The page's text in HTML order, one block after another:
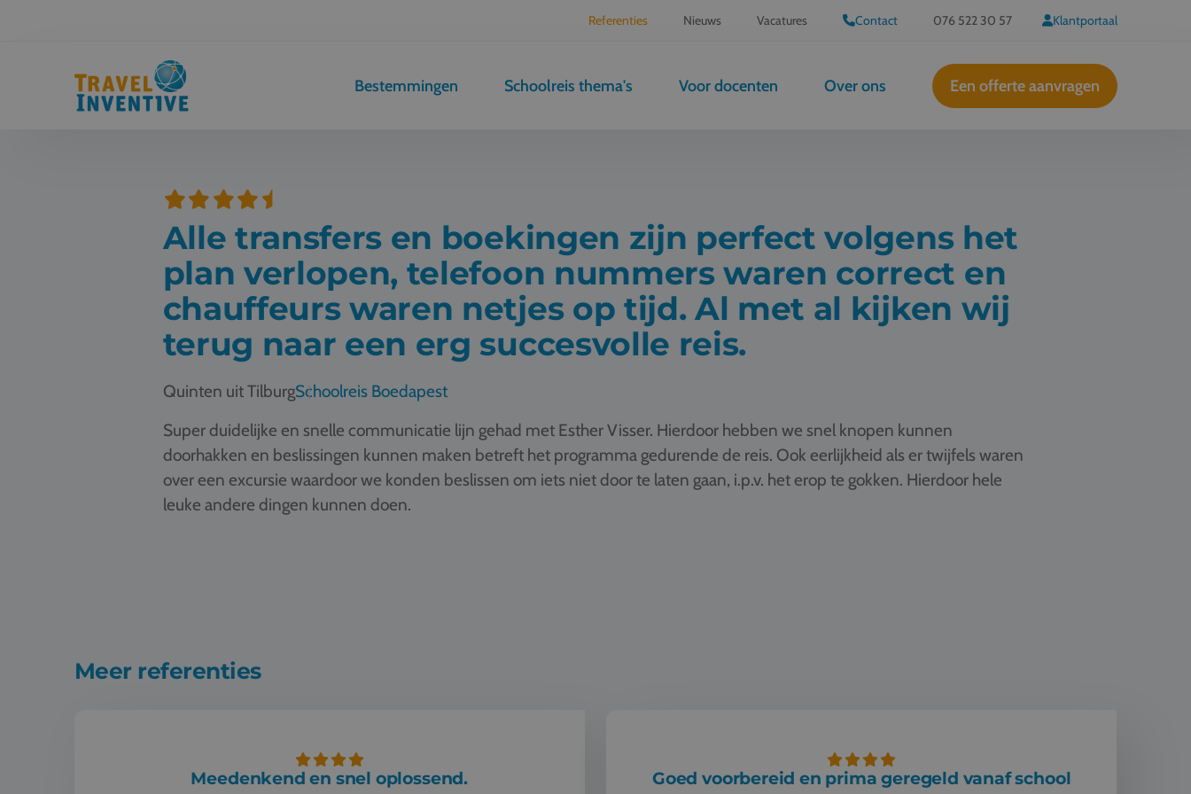
Referenties Nieuws Vacatures Contact 076 522 30 57 Klantportaal
Bestemmingen Schoolreis thema's Voor docenten Over ons Een offerte aanvragen
Alle transfers en boekingen zijn perfect volgens het
plan verlopen, telefoon nummers waren correct en
chauffeurs waren netjes op tijd. Al met al kijken wij
terug naar een erg succesvolle reis.
Quinten uit TilburgSchoolreis Boedapest
Super duidelijke en snelle communicatie lijn gehad met Esther Visser. Hierdoor hebben we snel knopen kunnen
doorhakken en beslissingen kunnen maken betreft het programma gedurende de reis. Ook eerlijkheid als er twijfels waren
over een excursie waardoor we konden beslissen om iets niet door te laten gaan, i.p.v. het erop te gokken. Hierdoor hele
leuke andere dingen kunnen doen.
Meer referenties
Meedenkend en snel oplossend.
Goed voorbereid en prima geregeld vanaf school